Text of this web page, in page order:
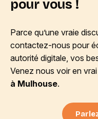
pour vous !
Parce qu’une vraie
contactez-nous pour
autorité digitale, vos
Venez nous voir en
à Mulhouse.